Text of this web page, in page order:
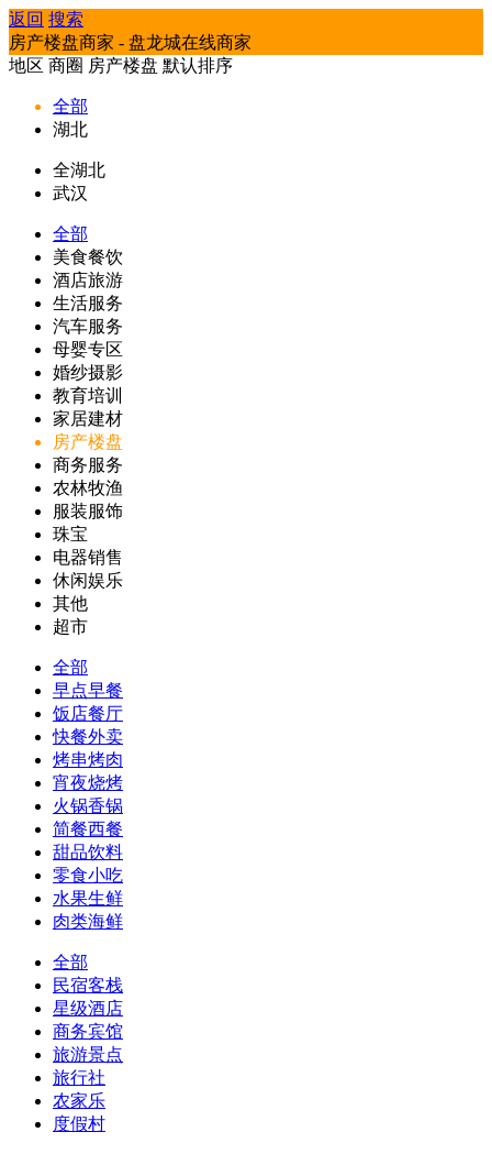
返回 搜索
房产楼盘商家 - 盘龙城在线商家
地区 商圈 房产楼盘 默认排序
全部
湖北
全湖北
武汉
全部
美食餐饮
酒店旅游
生活服务
汽车服务
母婴专区
婚纱摄影
教育培训
家居建材
房产楼盘
商务服务
农林牧渔
服装服饰
珠宝
电器销售
休闲娱乐
其他
超市
全部
早点早餐
饭店餐厅
快餐外卖
烤串烤肉
宵夜烧烤
火锅香锅
简餐西餐
甜品饮料
零食小吃
水果生鲜
肉类海鲜
全部
民宿客栈
星级酒店
商务宾馆
旅游景点
旅行社
农家乐
度假村